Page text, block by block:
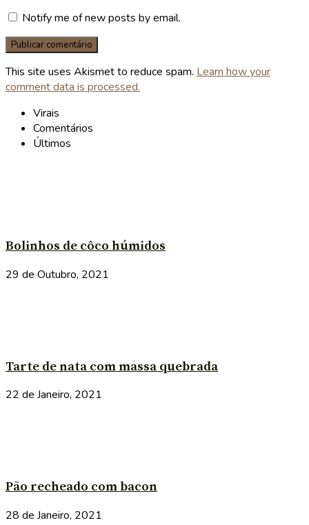
Notify me of new posts by email.
This site uses Akismet to reduce spam. Learn how your
comment data is processed.
Virais
Comentários
Últimos
Bolinhos de côco húmidos
29 de Outubro, 2021
Tarte de nata com massa quebrada
22 de Janeiro, 2021
Pão recheado com bacon
28 de Janeiro, 2021